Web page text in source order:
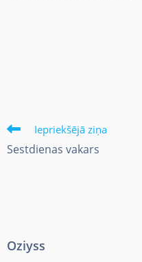
Iepriekšējā ziņa
Sestdienas vakars
Oziyss